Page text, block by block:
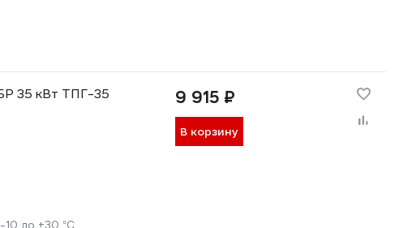
35 кВт ТПГ-35
10 до +30 °С
9 915 ₽
В корзину